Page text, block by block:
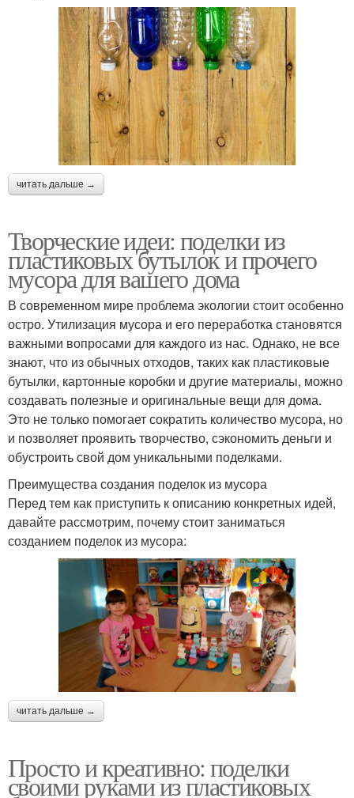
читать дальше →
Творческие идеи: поделки из
пластиковых бутылок и прочего
мусора для вашего дома
В современном мире проблема экологии стоит особенно
остро. Утилизация мусора и его переработка становятся
важными вопросами для каждого из нас. Однако, не все
знают, что из обычных отходов, таких как пластиковые
бутылки, картонные коробки и другие материалы, можно
создавать полезные и оригинальные вещи для дома.
Это не только помогает сократить количество мусора, но
и позволяет проявить творчество, сэкономить деньги и
обустроить свой дом уникальными поделками.
Преимущества создания поделок из мусора
Перед тем как приступить к описанию конкретных идей,
давайте рассмотрим, почему стоит заниматься
созданием поделок из мусора:
читать дальше →
Просто и креативно: поделки
своими руками из пластиковых